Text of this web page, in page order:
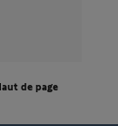
de page